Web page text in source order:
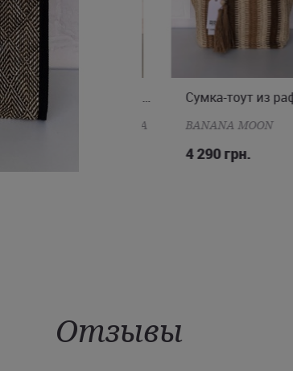
ONE SIZE
COLORS OF CALIFORNIA
ONE SIZE
Сумка-тоут из рафии
BANANA MOON
4 290 грн.
Отзывы